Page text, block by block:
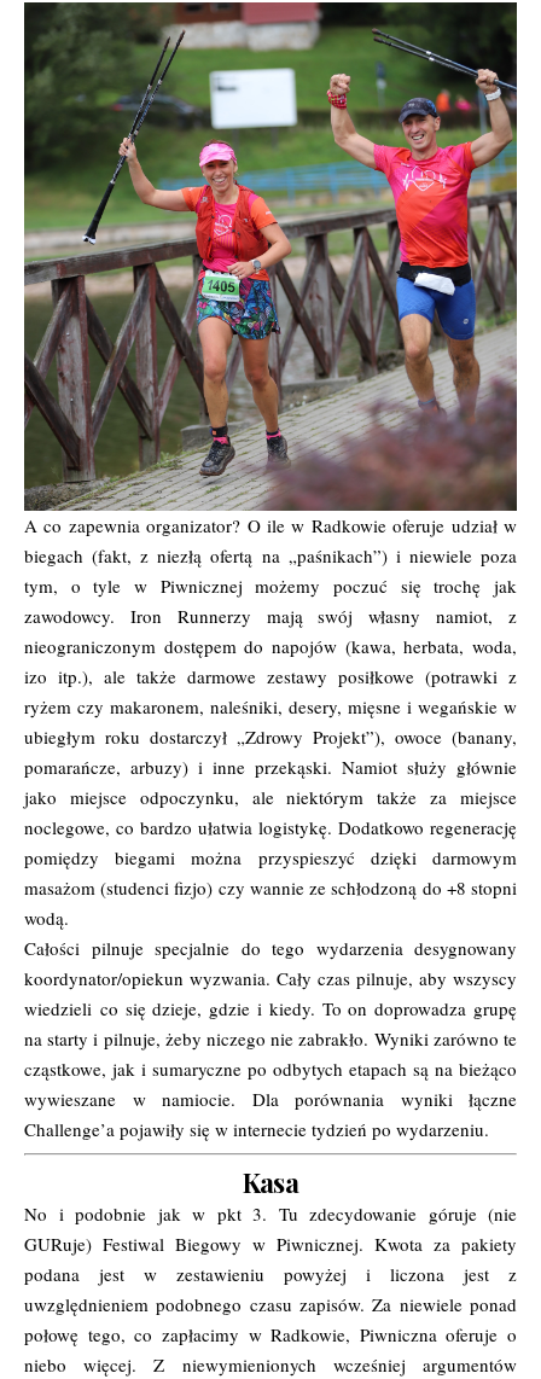
A co zapewnia organizator? O ile w Radkowie oferuje udział w
biegach (fakt, z niezłą ofertą na „paśnikach”) i niewiele poza
tym, o tyle w Piwnicznej możemy poczuć się trochę jak
zawodowcy. Iron Runnerzy mają swój własny namiot, z
nieograniczonym dostępem do napojów (kawa, herbata, woda,
izo itp.), ale także darmowe zestawy posiłkowe (potrawki z
ryżem czy makaronem, naleśniki, desery, mięsne i wegańskie w
ubiegłym roku dostarczył „Zdrowy Projekt”), owoce (banany,
pomarańcze, arbuzy) i inne przekąski. Namiot służy głównie
jako miejsce odpoczynku, ale niektórym także za miejsce
noclegowe, co bardzo ułatwia logistykę. Dodatkowo regenerację
pomiędzy biegami można przyspieszyć dzięki darmowym
masażom (studenci fizjo) czy wannie ze schłodzoną do +8 stopni
wodą.
Całości pilnuje specjalnie do tego wydarzenia desygnowany
koordynator/opiekun wyzwania. Cały czas pilnuje, aby wszyscy
wiedzieli co się dzieje, gdzie i kiedy. To on doprowadza grupę
na starty i pilnuje, żeby niczego nie zabrakło. Wyniki zarówno te
cząstkowe, jak i sumaryczne po odbytych etapach są na bieżąco
wywieszane w namiocie. Dla porównania wyniki łączne
Challenge’a pojawiły się w internecie tydzień po wydarzeniu.
Kasa
No i podobnie jak w pkt 3. Tu zdecydowanie góruje (nie
GURuje) Festiwal Biegowy w Piwnicznej. Kwota za pakiety
podana jest w zestawieniu powyżej i liczona jest z
uwzględnieniem podobnego czasu zapisów. Za niewiele ponad
połowę tego, co zapłacimy w Radkowie, Piwniczna oferuje o
niebo więcej. Z niewymienionych wcześniej argumentów